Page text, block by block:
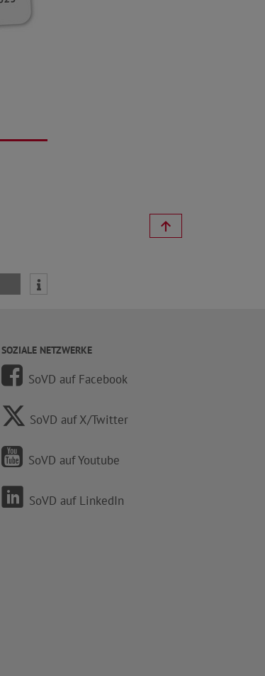
SOZIALE NETZWERKE
SoVD auf Facebook
SoVD auf X/Twitter
SoVD auf Youtube
SoVD auf LinkedIn